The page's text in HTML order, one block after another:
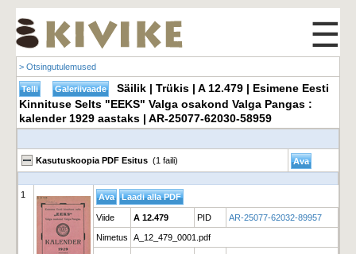
☰
> Otsingutulemused
Säilik | Trükis | A 12.479 | Esimene Eesti
Kinnituse Selts "EEKS" Valga osakond Valga Pangas :
kalender 1929 aastaks | AR-25077-62030-58959
Kasutuskoopia PDF Esitus (1 faili)
1
Viide A 12.479 PID AR-25077-62032-89957
Nimetus A_12_479_0001.pdf